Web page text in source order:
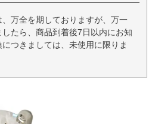
万全を期しておりますが、万一
たら、商品到着後7日以内にお知
つきましては、未使用に限りま